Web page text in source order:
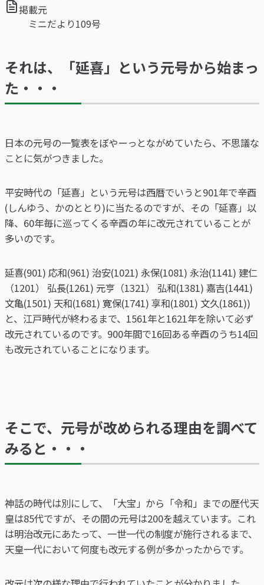
掲載元
ミニだより109号
それは、「延喜」という元号から始まっ
た・・・
日本の元号の一覧表をぼやーっとながめていたら、不思議な
ことに気がつきました。
平安時代の「延喜」という元号は西暦でいうと901年で辛酉
(しんゆう、かのととり)に当たるのですが、その「延喜」以
降、60年毎に巡ってくる辛酉の年に改元されていることが
多いのです。
延喜(901) 応和(961) 治安(1021) 永保(1081) 永治(1141) 建仁
（1201） 弘長(1261) 元亨（1321） 弘和(1381) 嘉吉(1441)
文亀(1501) 天和(1681) 寛保(1741) 享和(1801) 文久(1861))
と、江戸時代が終わるまで、1561年と1621年を除いて必ず
改元されているのです。900年間で16回ある辛酉のうち14回
も改元されていることになります。
そこで、元号が改められる理由を調べて
みると・・・
神話の時代は別にして、「大宝」から「令和」までの歴代天
皇は85代ですが、その間の元号は200を越えています。これ
は明治改元にあたって、一世一代の制度が施行されるまで、
天皇一代において何度も改元する例が多かったからです。